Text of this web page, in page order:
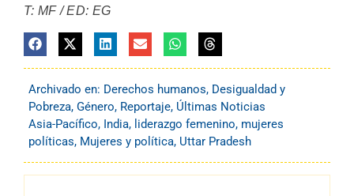
T: MF / ED: EG
Archivado en: Derechos humanos, Desigualdad y
Pobreza, Género, Reportaje, Últimas Noticias
Asia-Pacífico, India, liderazgo femenino, mujeres
políticas, Mujeres y política, Uttar Pradesh